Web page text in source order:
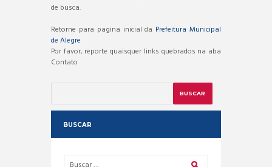
de busca.
Retorne para pagina inicial da Prefeitura Municipal
de Alegre
Por favor, reporte quaisquer links quebrados na aba
Contato
BUSCAR